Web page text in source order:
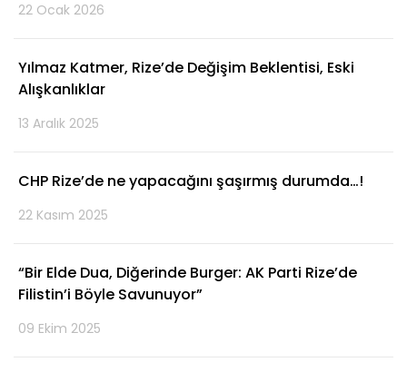
22 Ocak 2026
Yılmaz Katmer, Rize’de Değişim Beklentisi, Eski
Alışkanlıklar
13 Aralık 2025
CHP Rize’de ne yapacağını şaşırmış durumda…!
22 Kasım 2025
“Bir Elde Dua, Diğerinde Burger: AK Parti Rize’de
Filistin’i Böyle Savunuyor”
09 Ekim 2025